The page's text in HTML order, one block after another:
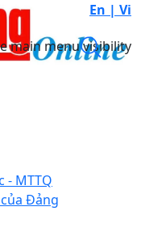
En | Vi
main menu visibility
- MTTQ
Đảng